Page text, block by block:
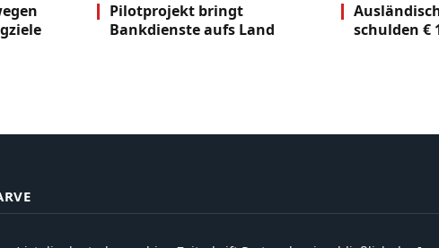
Pilotprojekt bringt
Bankdienste aufs Land
schulden €